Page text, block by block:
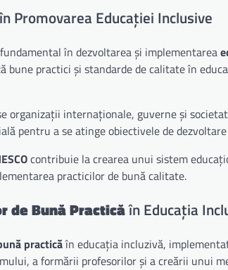
Promovarea Educației Inclusive
în dezvoltarea și implementarea
bune practici și standarde de calitate în
organizații internaționale, guverne și
pentru a se atinge obiectivele de
contribuie la crearea unui sistem
practicilor de bună calitate.
de Bună Practicăîn Educația
practicăîn educația incluzivă,
a formării profesorilor și a creării unui